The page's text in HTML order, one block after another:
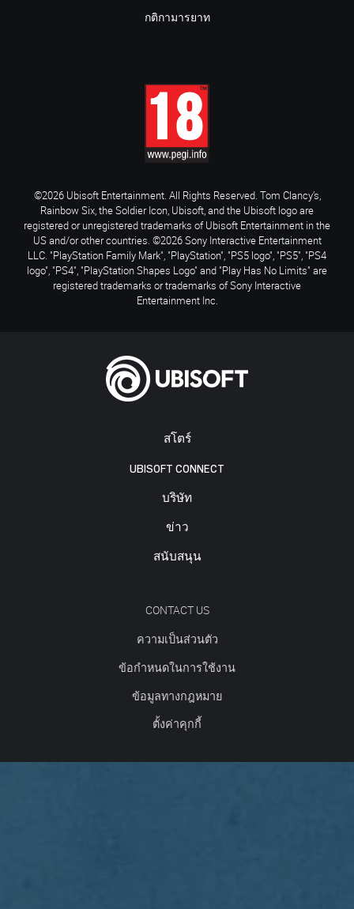
สโตร์
UBISOFT CONNECT
บริษัท
ข่าว
สนับสนุน
CONTACT US
ความเป็นส่วนตัว
ข้อกำหนดในการใช้งาน
ข้อมูลทางกฎหมาย
ตั้งค่าคุกกี้
กติกามารยาท
©2026 Ubisoft Entertainment. All Rights Reserved. Tom Clancy’s,
Rainbow Six, the Soldier Icon, Ubisoft, and the Ubisoft logo are
registered or unregistered trademarks of Ubisoft Entertainment in the
US and/or other countries. ©2026 Sony Interactive Entertainment
LLC. "PlayStation Family Mark", "PlayStation", "PS5 logo", "PS5", "PS4
logo", "PS4", "PlayStation Shapes Logo" and "Play Has No Limits" are
registered trademarks or trademarks of Sony Interactive
Entertainment Inc.